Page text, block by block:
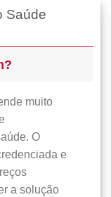
Saúde
muito
O
e
a solução